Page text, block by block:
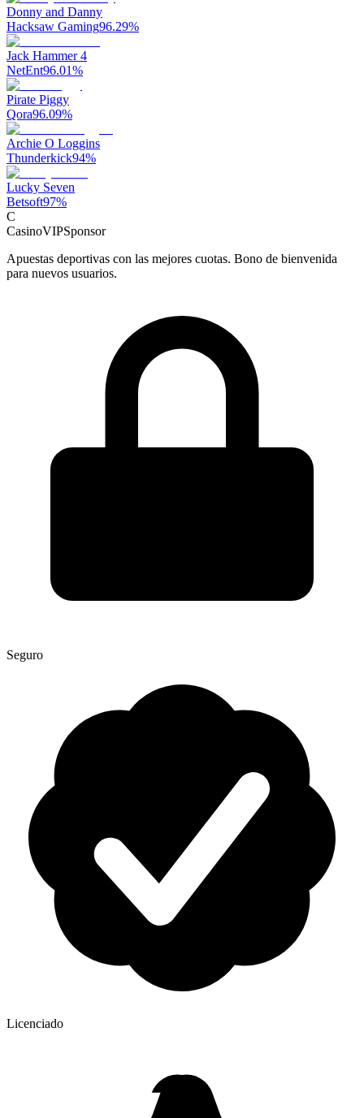
Donny and Danny
Hacksaw Gaming96.29%
Jack Hammer 4
NetEnt96.01%
Pirate Piggy
Qora96.09%
Archie O Loggins
Thunderkick94%
Lucky Seven
Betsoft97%
C
CasinoVIPSponsor
Apuestas deportivas con las mejores cuotas. Bono de bienvenida
para nuevos usuarios.
Seguro
Licenciado